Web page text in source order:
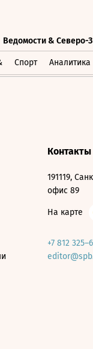
Ведомости & Северо-
Спорт Аналитика
Ведомости &
Контакты
191119,
офис 89
На карте
+7 812